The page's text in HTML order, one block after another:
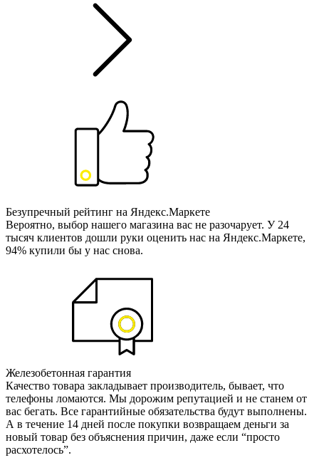
Безупречный рейтинг на Яндекс.Маркете
Вероятно, выбор нашего магазина вас не разочарует. У 24
тысяч клиентов дошли руки оценить нас на Яндекс.Маркете,
94% купили бы у нас снова.
Железобетонная гарантия
Качество товара закладывает производитель, бывает, что
телефоны ломаются. Мы дорожим репутацией и не станем от
вас бегать. Все гарантийные обязательства будут выполнены.
А в течение 14 дней после покупки возвращаем деньги за
новый товар без объяснения причин, даже если “просто
расхотелось”.